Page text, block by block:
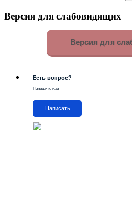
Версия для слабовидящих
Версия для
Есть вопрос?
Напишите нам
Написать